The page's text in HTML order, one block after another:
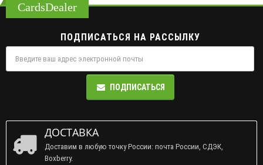
CardsDealer
ПОДПИСАТЬСЯ НА РАССЫЛКУ
ПОДПИСАТЬСЯ
ДОСТАВКА
Доставим в любую точку России: почта России, СДЭК,
Boxberry.